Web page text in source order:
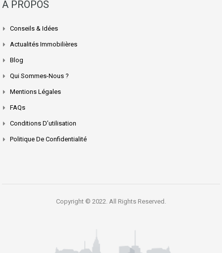
A PROPOS
Conseils & Idées
Actualités Immobilières
Blog
Qui Sommes-Nous ?
Mentions Légales
FAQs
Conditions D’utilisation
Politique De Confidentialité
Copyright © 2022. All Rights Reserved.